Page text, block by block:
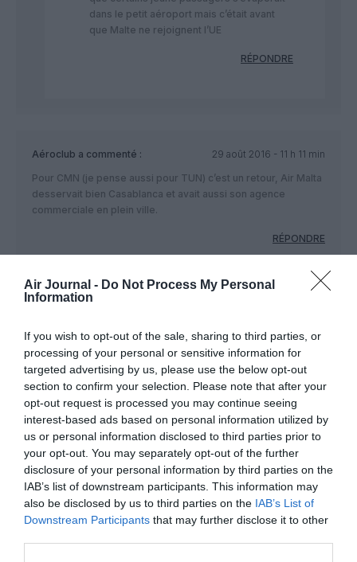
Air Journal - Do Not Process My Personal
Information
If you wish to opt-out of the sale, sharing to third parties, or
processing of your personal or sensitive information for
targeted advertising by us, please use the below opt-out
section to confirm your selection. Please note that after your
opt-out request is processed you may continue seeing
interest-based ads based on personal information utilized by
us or personal information disclosed to third parties prior to
your opt-out. You may separately opt-out of the further
disclosure of your personal information by third parties on the
IAB’s list of downstream participants. This information may
also be disclosed by us to third parties on the IAB’s List of
Downstream Participants that may further disclose it to other
dans le petit aéroport mais c’était avant
que Malte ne rejoignent l’UE
RÉPONDRE
Aéroclub a commenté :
29 août 2016 - 11 h 11 min
Pour CMN (je pense aussi pour TUN) c’est un retour, Air Malta
desservait bien Casablanca et avait aussi son agence
commerciale en plein ville.
RÉPONDRE
Aurela commenté :
ou etihad airways partners ou les deux
En tout cas ça permettra de développer une compagnie
européenne sur l’axe Europe Afrique augmentant les
possibilités de correspondances pour les passagers ça
peut-être intéressant
RÉPONDRE
Bencello a commenté :
29 août 2016 - 12 h 26 min
devenir feeder d’alitalia en imposant une escale à Malte ? je